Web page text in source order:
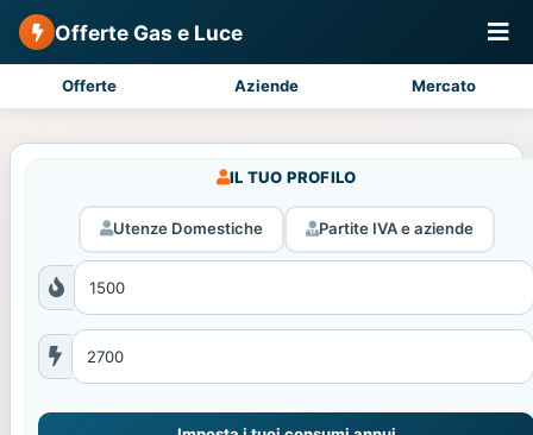
Offerte Gas e Luce
Offerte Aziende Mercato
IL TUO PROFILO
Utenze Domestiche Partite IVA e aziende